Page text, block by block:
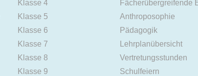
Klasse 4
Klasse 5
Klasse 6
Klasse 7
Klasse 8
Klasse 9
Fächerübergreifende
Anthroposophie
Pädagogik
Lehrplanübersicht
Vertretungsstunden
Schulfeiern